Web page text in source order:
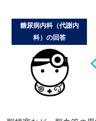
糖尿病内科（代謝内
科）の回答